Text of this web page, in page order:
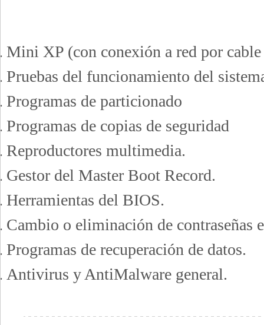
Mini XP (con conexión a red por
Pruebas del funcionamiento del
Programas de particionado
Programas de copias de seguridad
Reproductores multimedia.
Gestor del Master Boot Record.
Herramientas del BIOS.
Cambio o eliminación de contraseñas
Programas de recuperación de datos.
Antivirus y AntiMalware general.